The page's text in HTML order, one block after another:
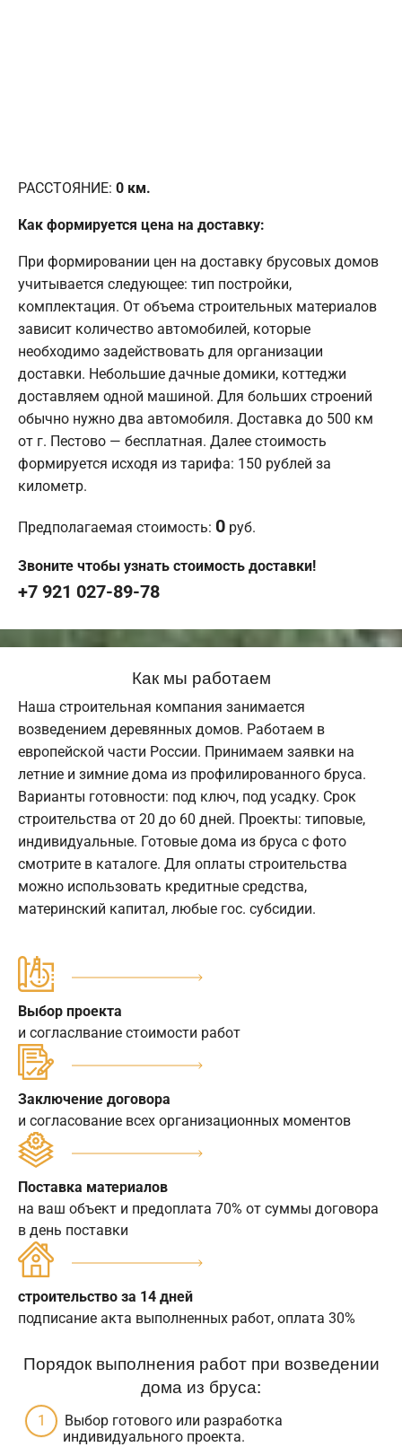
РАССТОЯНИЕ: 0 км.
Как формируется цена на доставку:
При формировании цен на доставку брусовых домов
учитывается следующее: тип постройки,
комплектация. От объема строительных материалов
зависит количество автомобилей, которые
необходимо задействовать для организации
доставки. Небольшие дачные домики, коттеджи
доставляем одной машиной. Для больших строений
обычно нужно два автомобиля. Доставка до 500 км
от г. Пестово — бесплатная. Далее стоимость
формируется исходя из тарифа: 150 рублей за
километр.
Предполагаемая стоимость: 0 руб.
Звоните чтобы узнать стоимость доставки!
+7 921 027-89-78
Как мы работаем
Наша строительная компания занимается
возведением деревянных домов. Работаем в
европейской части России. Принимаем заявки на
летние и зимние дома из профилированного бруса.
Варианты готовности: под ключ, под усадку. Срок
строительства от 20 до 60 дней. Проекты: типовые,
индивидуальные. Готовые дома из бруса с фото
смотрите в каталоге. Для оплаты строительства
можно использовать кредитные средства,
материнский капитал, любые гос. субсидии.
Выбор проекта
и согласлвание стоимости работ
Заключение договора
и согласование всех организационных моментов
Поставка материалов
на ваш объект и предоплата 70% от суммы договора
в день поставки
строительство за 14 дней
подписание акта выполненных работ, оплата 30%
Порядок выполнения работ при возведении
дома из бруса:
Выбор готового или разработка
индивидуального проекта.